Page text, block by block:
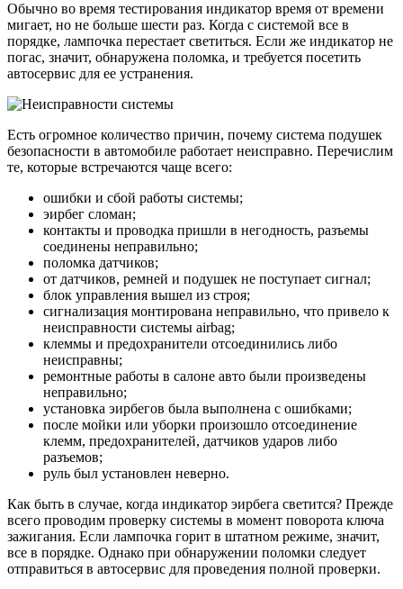
Обычно во время тестирования индикатор время от времени
мигает, но не больше шести раз. Когда с системой все в
порядке, лампочка перестает светиться. Если же индикатор не
погас, значит, обнаружена поломка, и требуется посетить
автосервис для ее устранения.
Есть огромное количество причин, почему система подушек
безопасности в автомобиле работает неисправно. Перечислим
те, которые встречаются чаще всего:
ошибки и сбой работы системы;
эирбег сломан;
контакты и проводка пришли в негодность, разъемы
соединены неправильно;
поломка датчиков;
от датчиков, ремней и подушек не поступает сигнал;
блок управления вышел из строя;
сигнализация монтирована неправильно, что привело к
неисправности системы airbag;
клеммы и предохранители отсоединились либо
неисправны;
ремонтные работы в салоне авто были произведены
неправильно;
установка эирбегов была выполнена с ошибками;
после мойки или уборки произошло отсоединение
клемм, предохранителей, датчиков ударов либо
разъемов;
руль был установлен неверно.
Как быть в случае, когда индикатор эирбега светится? Прежде
всего проводим проверку системы в момент поворота ключа
зажигания. Если лампочка горит в штатном режиме, значит,
все в порядке. Однако при обнаружении поломки следует
отправиться в автосервис для проведения полной проверки.